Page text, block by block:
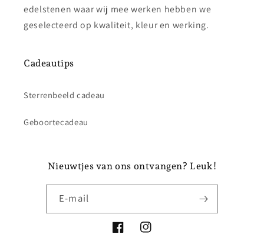
edelstenen waar wij mee werken hebben we
geselecteerd op kwaliteit, kleur en werking.
Cadeautips
Sterrenbeeld cadeau
Geboortecadeau
Nieuwtjes van ons ontvangen? Leuk!
E‑mail
FacebookInstagram